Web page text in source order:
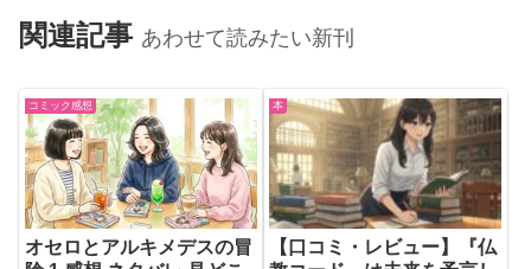
関連記事 あわせて読みたい新刊
コミック感想
オセロとアルキメデスの冒
本
【口コミ・レビュー】『仏